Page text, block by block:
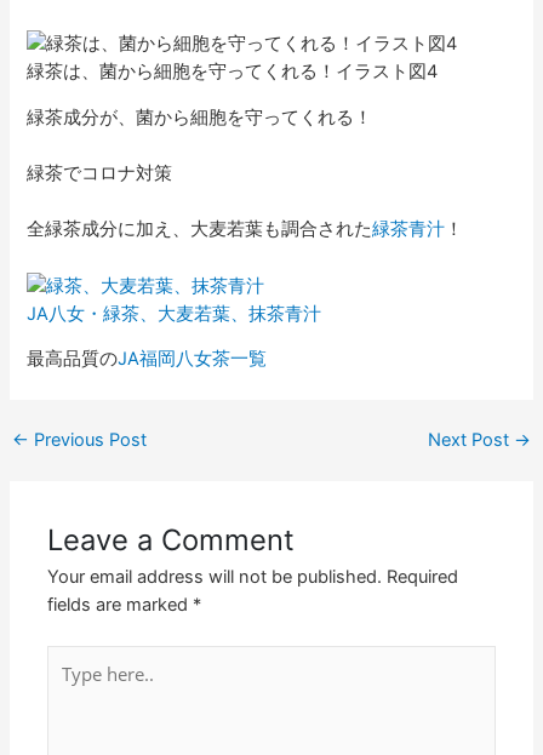
緑茶は、菌から細胞を守ってくれる！イラスト図4
緑茶成分が、菌から細胞を守ってくれる！
緑茶でコロナ対策
全緑茶成分に加え、大麦若葉も調合された緑茶青汁 ！
JA八女・緑茶、大麦若葉、抹茶青汁
最高品質のJA福岡八女茶一覧
← Previous Post Next Post →
Leave a Comment
Your email address will not be published. Required
fields are marked *
here..